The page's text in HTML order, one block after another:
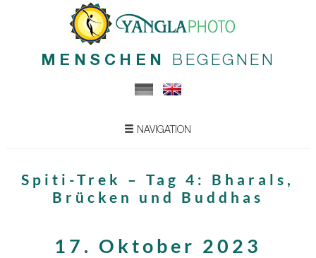
MENSCHEN BEGEGNEN
NAVIGATION
Spiti-Trek – Tag 4: Bharals,
Brücken und Buddhas
17. Oktober 2023